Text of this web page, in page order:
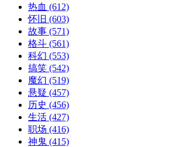
热血 (612)
怀旧 (603)
故事 (571)
格斗 (561)
科幻 (553)
搞笑 (542)
魔幻 (519)
悬疑 (457)
历史 (456)
生活 (427)
职场 (416)
神鬼 (415)